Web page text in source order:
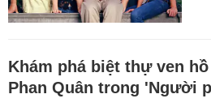
Khám phá biệt thự ven
Phan Quân trong 'Người